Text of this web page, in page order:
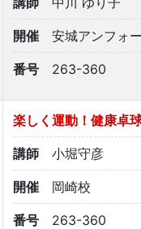
開催 安城アンフォ
番号 263-360
楽しく運動！健康卓
講師 小堀守彦
開催 岡崎校
番号 263-360